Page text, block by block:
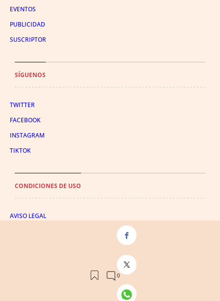
EVENTOS
PUBLICIDAD
SUSCRIPTOR
SÍGUENOS
TWITTER
FACEBOOK
INSTAGRAM
TIKTOK
CONDICIONES DE USO
AVISO LEGAL